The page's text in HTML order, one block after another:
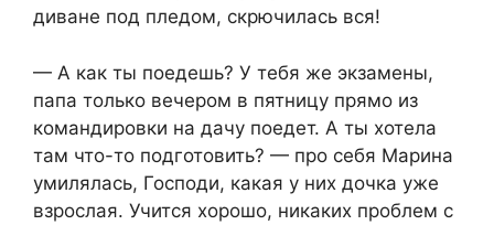
диване под пледом, скрючилась вся!
— А как ты поедешь? У тебя же экзамены,
папа только вечером в пятницу прямо из
командировки на дачу поедет. А ты хотела
там что-то подготовить? — про себя Марина
умилялась, Господи, какая у них дочка уже
взрослая. Учится хорошо, никаких проблем с